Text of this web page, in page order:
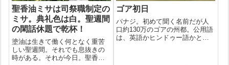
聖香油ミサは司祭職制定の
ミサ。典礼色は白。聖週間
の閑話休題で乾杯！
塗油は生きて働く何となく重苦
しい聖週間。それでも息抜きの
時がある。それが今日。聖香油
ゴア初日
パナジ。初めて聞く名前だが人
口約130万のゴアの州都。公用語
は、英語かヒンドゥー語かと思